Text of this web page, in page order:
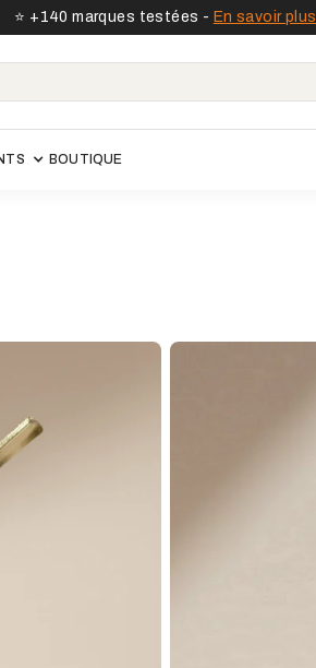
⭐️ +140 marques testées - En savoir plus
BOUTIQUE